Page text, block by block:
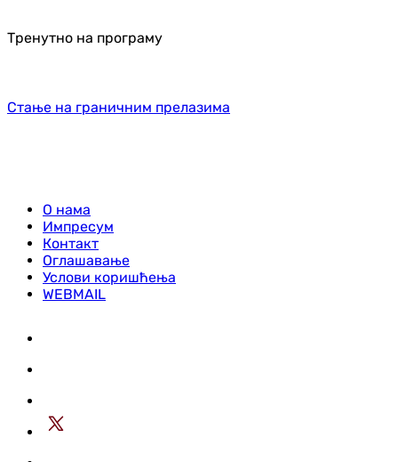
Тренутно на програму
Стање на граничним прелазима
О нама
Импресум
Контакт
Оглашавање
Услови коришћења
WEBMAIL